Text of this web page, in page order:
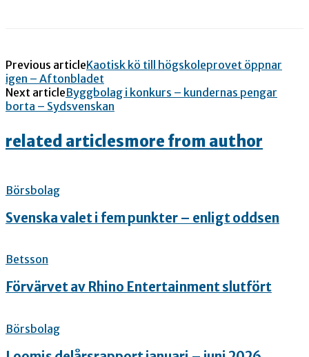
Previous articleKaotisk kö till högskoleprovet öppnar
igen – Aftonbladet
Next articleByggbolag i konkurs – kundernas pengar
borta – Sydsvenskan
related articlesmore from author
Börsbolag
Svenska valet i fem punkter – enligt oddsen
Betsson
Förvärvet av Rhino Entertainment slutfört
Börsbolag